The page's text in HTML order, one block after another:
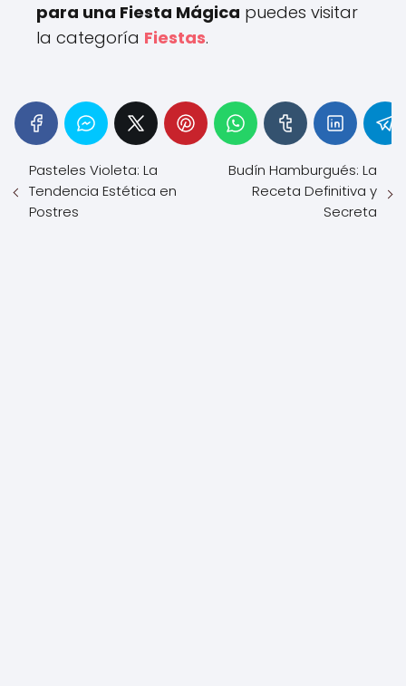
para una Fiesta Mágica puedes visitar
la categoría Fiestas.
Pasteles Violeta: La
Tendencia Estética en
Postres
Budín Hamburgués: La
Receta Definitiva y
Secreta